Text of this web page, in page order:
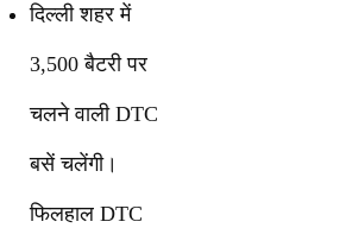
दिल्ली शहर में
3,500 बैटरी पर
चलने वाली DTC
बसें चलेंगी।
फिलहाल DTC